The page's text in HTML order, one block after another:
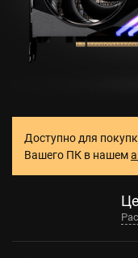
Доступно для
Вашего ПК в нашем